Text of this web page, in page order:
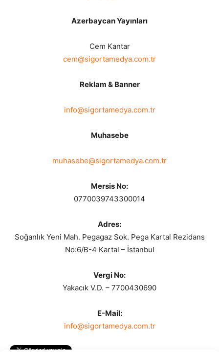
Azerbaycan Yayınları
Cem Kantar
cem@sigortamedya.com.tr
Reklam & Banner
info@sigortamedya.com.tr
Muhasebe
muhasebe@sigortamedya.com.tr
Mersis No:
0770039743300014
Adres:
Soğanlık Yeni Mah. Pegagaz Sok. Pega Kartal Rezidans
No:6/B-4 Kartal – İstanbul
Vergi No:
Yakacık V.D. – 7700430690
E-Mail:
info@sigortamedya.com.tr